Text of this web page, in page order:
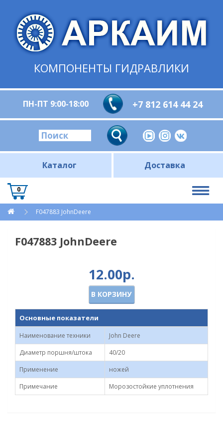
КОМПОНЕНТЫ ГИДРАВЛИКИ
ПН-ПТ 9:00-18:00 +7 812 614 44 24
Каталог Доставка
0
F047883 JohnDeere
F047883 JohnDeere
12.00р.
В КОРЗИНУ
Основные показатели
Наименование техники
John Deere
Диаметр поршня/штока
40/20
Применение
ножей
Примечание
Морозостойкие уплотнения